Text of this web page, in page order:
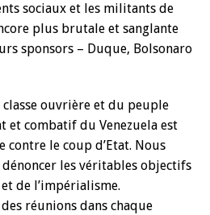
sociaux et les militants de
plus brutale et sanglante
sponsors – Duque, Bolsonaro
ouvrière et du peuple
et combatif du Venezuela est
contre le coup d’Etat. Nous
les véritables objectifs
de l’impérialisme.
réunions dans chaque